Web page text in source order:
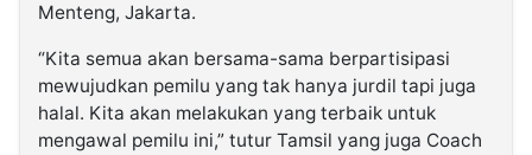
Menteng, Jakarta.
“Kita semua akan bersama-sama berpartisipasi
mewujudkan pemilu yang tak hanya jurdil tapi juga
halal. Kita akan melakukan yang terbaik untuk
mengawal pemilu ini,” tutur Tamsil yang juga Coach